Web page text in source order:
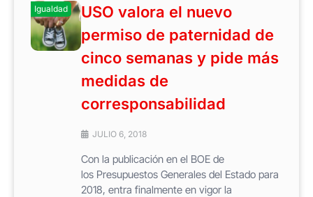
Igualdad
USO valora el nuevo
permiso de paternidad de
cinco semanas y pide más
medidas de
corresponsabilidad
JULIO 6, 2018
Con la publicación en el BOE de
los Presupuestos Generales del Estado para
2018, entra finalmente en vigor la